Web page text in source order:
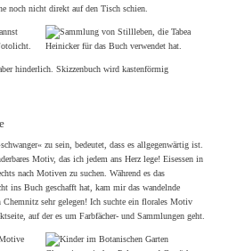
noch nicht direkt auf den Tisch schien.
zu sein, bedeutet, dass es allgegenwärtig ist.
Motiv, das ich jedem ans Herz lege! Eisessen in
nach Motiven zu suchen. Während es das
ins Buch geschafft hat, kam mir das wandelnde
Chemnitz sehr gelegen! Ich suchte ein florales Motiv
auf der es um Farbfächer- und Sammlungen geht.